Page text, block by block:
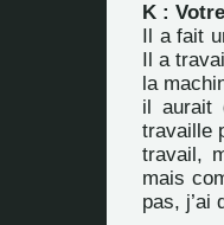
K :
Il a fait
Il a
la
il aurait
travaille
travail,
mais
pas, j’ai